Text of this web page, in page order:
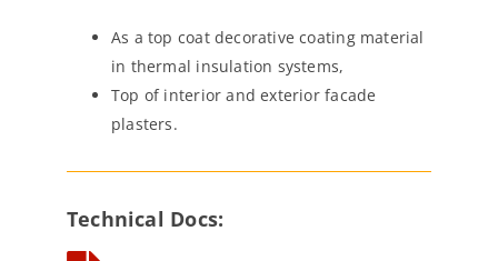
As a top coat decorative coating material
in thermal insulation systems,
Top of interior and exterior facade
plasters.
Technical Docs: